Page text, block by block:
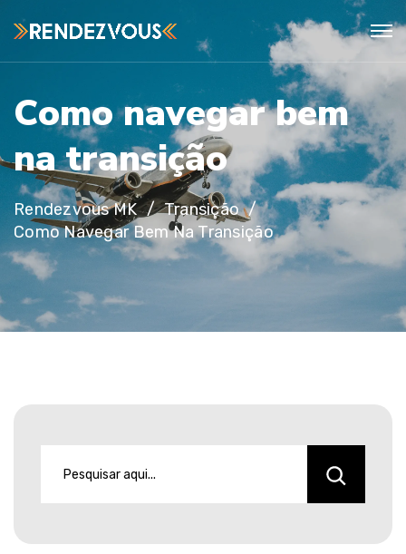
Como navegar bem
na transição
Rendezvous MK
Transição
Como Navegar Bem Na Transição